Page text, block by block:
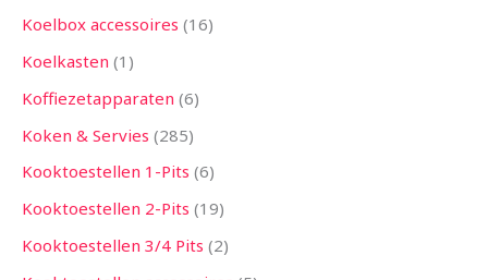
Koelbox accessoires 16
Koelkasten 1
Koffiezetapparaten 6
Koken & Servies 285
Kooktoestellen 1-Pits 6
Kooktoestellen 2-Pits 19
Kooktoestellen 3/4 Pits 2